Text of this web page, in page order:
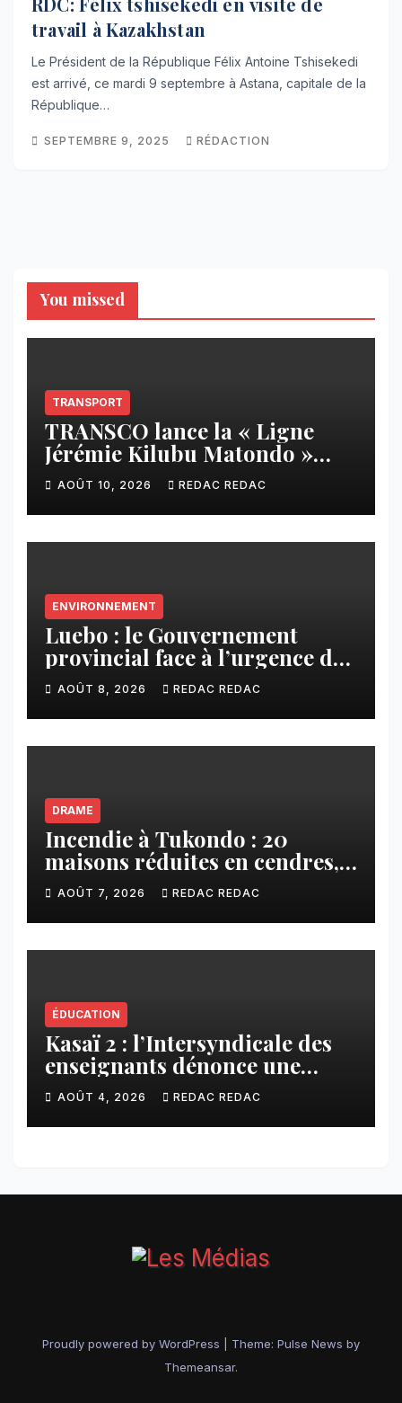
travail à Kazakhstan
Le Président de la République Félix Antoine Tshisekedi
est arrivé, ce mardi 9 septembre à Astana, capitale de la
République…
SEPTEMBRE 9, 2025 RÉDACTION
You missed
TRANSPORT
TRANSCO lance la « Ligne
Jérémie Kilubu Matondo »
entre Tshikapa et Tshamua
AOÛT 10, 2026 REDAC REDAC
ENVIRONNEMENT
Luebo : le Gouvernement
provincial face à l’urgence des
érosions qui menacent la cité
AOÛT 8, 2026 REDAC REDAC
DRAME
Incendie à Tukondo : 20
maisons réduites en cendres,
plusieurs familles sans abri
AOÛT 7, 2026 REDAC REDAC
ÉDUCATION
Kasaï 2 : l’Intersyndicale des
enseignants dénonce une
contribution financière
imposée aux écoles de la
CNCA
AOÛT 4, 2026 REDAC REDAC
Proudly powered by WordPress Theme: Pulse News by
Themeansar.